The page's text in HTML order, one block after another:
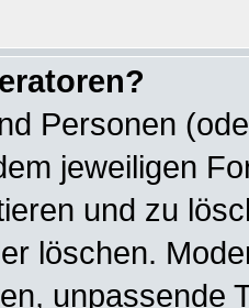
Personen
jeweiligen
und zu
löschen.
unpassende